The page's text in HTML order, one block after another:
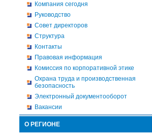
Компания сегодня
Руководство
Совет директоров
Структура
Контакты
Правовая информация
Комиссия по корпоративной этике
Охрана труда и производственная
безопасность
Электронный документооборот
Вакансии
О РЕГИОНЕ